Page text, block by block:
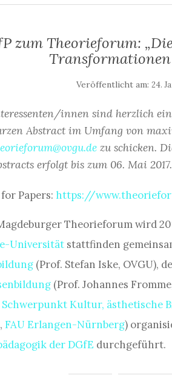
zum Theorieforum:
Transformationen
Veröffentlicht am: 24.
innen sind herzlich
Abstract im Umfang von
zu schicken.
erfolgt bis zum 06. Mai 2017.
Papers: https://
Theorieforum wird
Universität stattfinden
(Prof. Stefan Iske, OVGU),
(Prof. Johannes
Schwerpunkt Kultur, ästhetische
FAU Erlangen-Nürnberg)
der DGfE durchgeführt.